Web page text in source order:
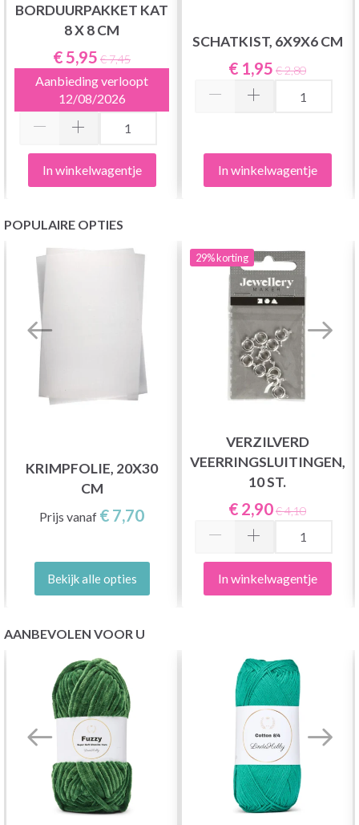
BORDUURPAKKET KAT
8 X 8 CM
€ 5,95 € 7,45
Aanbieding verloopt
12/08/2026
In winkelwagentje
SCHATKIST, 6X9X6 CM
€ 1,95 € 2,80
In winkelwagentje
POPULAIRE OPTIES
KRIMPFOLIE, 20X30
CM
Prijs vanaf € 7,70
Bekijk alle opties
29%korting
VERZILVERD
VEERRINGSLUITINGEN,
10 ST.
€ 2,90€ 4,10
In winkelwagentje
AANBEVOLEN VOOR U